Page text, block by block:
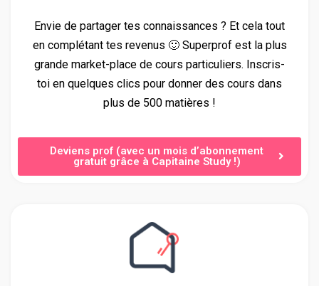
Envie de partager tes connaissances ? Et cela tout
en complétant tes revenus 🙂 Superprof est la plus
grande market-place de cours particuliers. Inscris-
toi en quelques clics pour donner des cours dans
plus de 500 matières !
Deviens prof (avec un mois d’abonnement
gratuit grâce à Capitaine Study !)